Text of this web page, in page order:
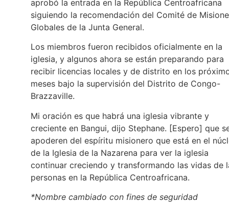
aprobó la entrada en la República Centroafricana
siguiendo la recomendación del Comité de
Globales de la Junta General.
Los miembros fueron recibidos oficialmente en la
iglesia, y algunos ahora se están preparando para
recibir licencias locales y de distrito en los
meses bajo la supervisión del Distrito de Congo-
Brazzaville.
Mi oración es que habrá una iglesia vibrante y
creciente en Bangui, dijo Stephane. [Espero] que
apoderen del espíritu misionero que está en el
de la Iglesia de la Nazarena para ver la iglesia
continuar creciendo y transformando las vidas de
personas en la República Centroafricana.
*Nombre cambiado con fines de seguridad